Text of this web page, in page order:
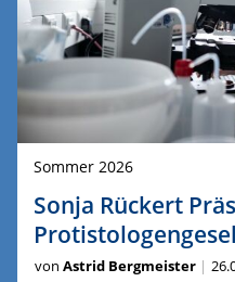
Sommer 2026
Sonja Rückert
von Astrid Bergmeister